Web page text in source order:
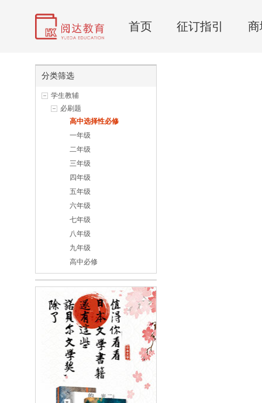
首页 征订指引 商
分类筛选
学生教辅
必刷题
高中选择性必修
一年级
二年级
三年级
四年级
五年级
六年级
七年级
八年级
九年级
高中必修